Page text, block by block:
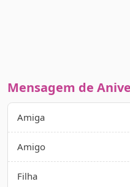
Mensagem de
Amiga
Amigo
Filha